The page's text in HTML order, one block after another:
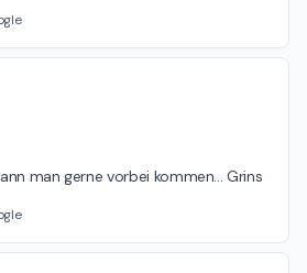
man gerne vorbei kommen... Grins